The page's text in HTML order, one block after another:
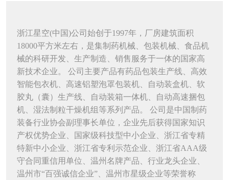
浙江星空(中国)公司始创于1997年，厂房建筑面积
18000平方米左右，是集制药机械、包装机械、食品机
械的科研开发、生产制造、销售服务于一体的国家高
新技术企业。 公司主要产品有药品包装生产线、高效
智能包衣机、高速铝塑泡罩包装机、自动装盒机、软
胶丸（囊）生产线、自动装箱一体机、自动高速捆包
机、湿法制粒干燥机组等系列产品。 公司是中国制药
装备行业协会副理事长单位，企业先后获得国家知识
产权优势企业、国家级科技型中小企业、浙江省专精
特新中小企业、浙江省专利示范企业、浙江省AAA级
守合同重信用单位、温州名牌产品、行业龙头企业、
温州市“百强诚信企业”、温州市星级企业等荣誉称